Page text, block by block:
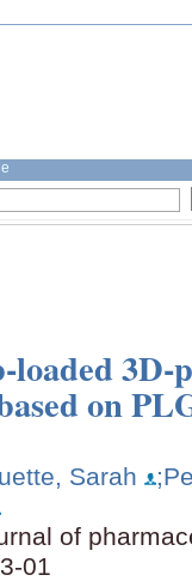
loaded
on
Sarah
of
01